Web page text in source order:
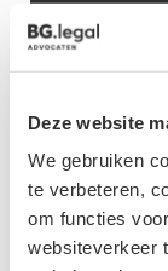
Deze website
We gebruiken
te verbeteren,
om functies
websiteverkeer